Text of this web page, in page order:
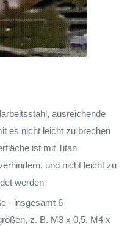
ausreichende
es nicht leicht zu brechen
ist mit Titan
und nicht leicht zu
werden
- insgesamt 6
z. B. M3 x 0,5, M4 x